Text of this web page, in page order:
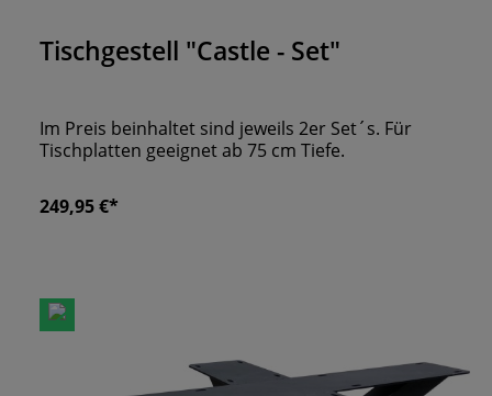
Tischgestell "Castle - Set"
Im Preis beinhaltet sind jeweils 2er Set´s. Für
Tischplatten geeignet ab 75 cm Tiefe.
249,95 €*